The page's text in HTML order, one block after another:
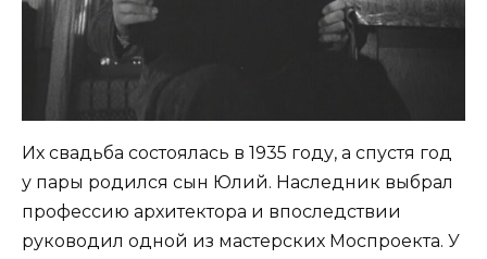
Их свадьба состоялась в 1935 году, а спустя год
у пары родился сын Юлий. Наследник выбрал
профессию архитектора и впоследствии
руководил одной из мастерских Моспроекта. У